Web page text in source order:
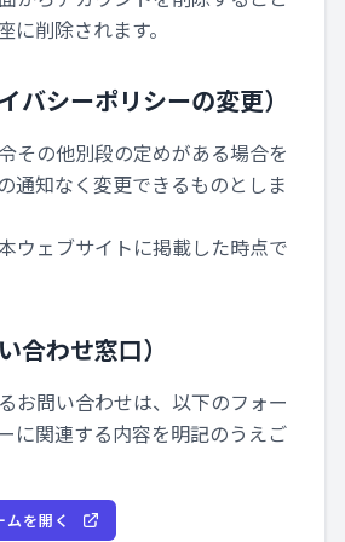
に削除されます。
バシーポリシーの変更）
その他別段の定めがある場合を
通知なく変更できるものとしま
ウェブサイトに掲載した時点で
合わせ窓口）
お問い合わせは、以下のフォー
に関連する内容を明記のうえご
を開く